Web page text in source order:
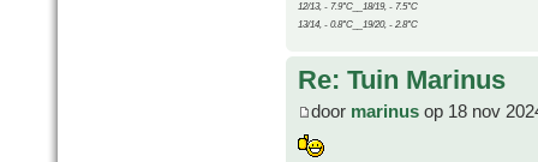
12/13, - 7.9°C__18/19, - 7.5°C
13/14, - 0.8°C__19/20, - 2.8°C
Re: Tuin Marinus
door marinus op 18 nov